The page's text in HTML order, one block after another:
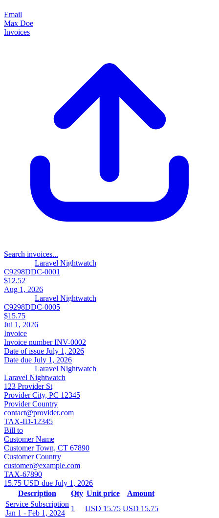
Email
Max Doe
Invoices
Search invoices...
Laravel Nightwatch
C9298DDC-0001
$12.52
Aug 1, 2026
Laravel Nightwatch
C9298DDC-0005
$15.75
Jul 1, 2026
Invoice
Invoice numberINV-0002
Date of issue July 1, 2026
Date due July 1, 2026
Laravel Nightwatch
Laravel Nightwatch
123 Provider St
Provider City, PC 12345
Provider Country
contact@provider.com
TAX-ID-12345
Bill to
Customer Name
Customer Town, CT 67890
Customer Country
customer@example.com
TAX-67890
15.75 USD due July 1, 2026
Description
Qty Unit price
Amount
Service Subscription
Jan 1 - Feb 1, 2024
1 USD 15.75 USD 15.75